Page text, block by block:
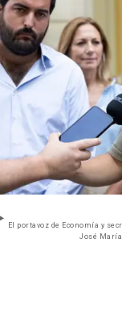
El portavoz de Economía y
José